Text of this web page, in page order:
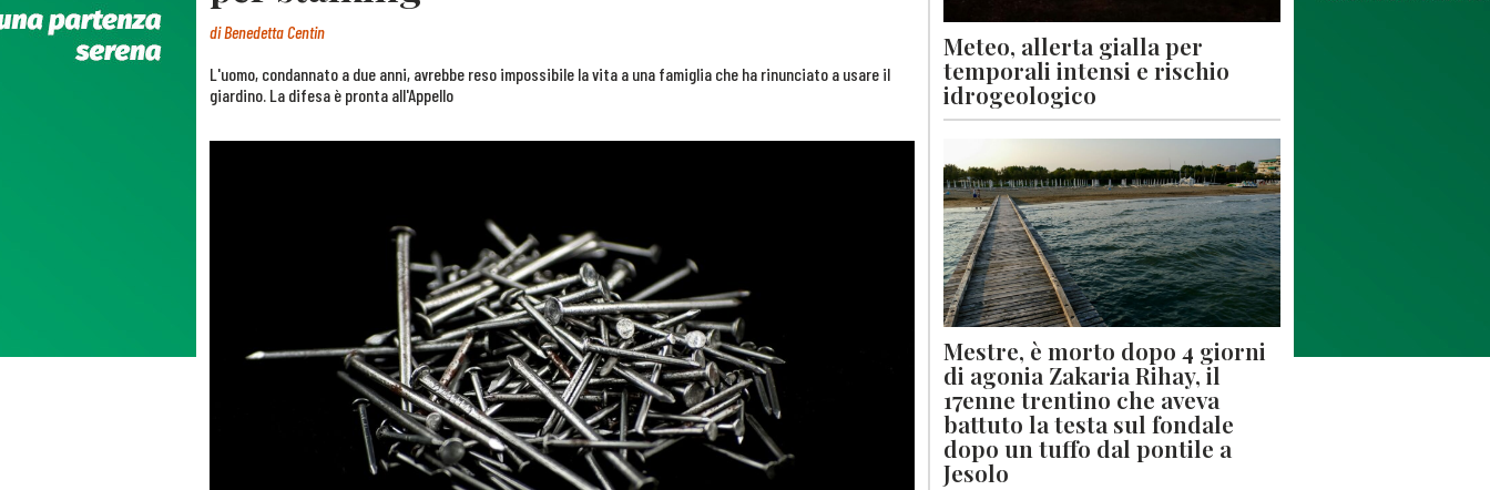
diBenedetta Centin
L'uomo, condannato a due anni, avrebbe reso impossibile la vita a una famiglia che ha rinunciato a usare il
giardino. La difesa è pronta all'Appello
Meteo, allerta gialla per
temporali intensi e rischio
idrogeologico
Mestre, è morto dopo 4 giorni
di agonia Zakaria Rihay, il
17enne trentino che aveva
battuto la testa sul fondale
dopo un tuffo dal pontile a
Jesolo